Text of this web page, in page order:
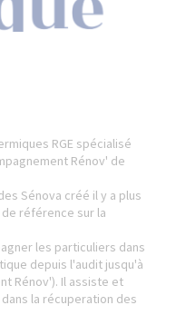
RGE spécialisé
Rénov' de
Sénova créé il y a plus
référence sur la
les particuliers dans
depuis l'audit jusqu'à
Rénov'). Il assiste et
la récuperation des